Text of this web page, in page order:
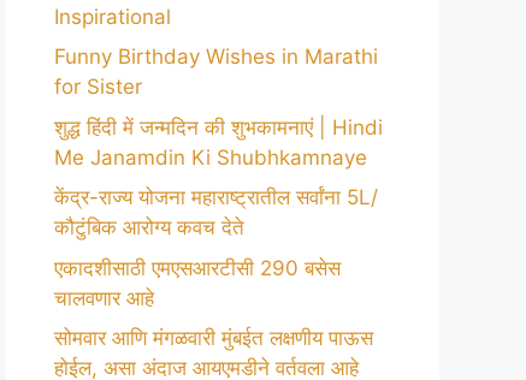
Inspirational
Funny Birthday Wishes in Marathi
for Sister
शुद्ध हिंदी में जन्मदिन की शुभकामनाएं | Hindi
Me Janamdin Ki Shubhkamnaye
केंद्र-राज्य योजना महाराष्ट्रातील सर्वांना 5L/
कौटुंबिक आरोग्य कवच देते
एकादशीसाठी एमएसआरटीसी 290 बसेस
चालवणार आहे
सोमवार आणि मंगळवारी मुंबईत लक्षणीय पाऊस
होईल, असा अंदाज आयएमडीने वर्तवला आहे